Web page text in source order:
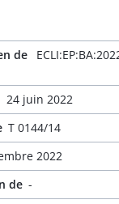
de
24 juin 2022
T 0144/14
2022
de -